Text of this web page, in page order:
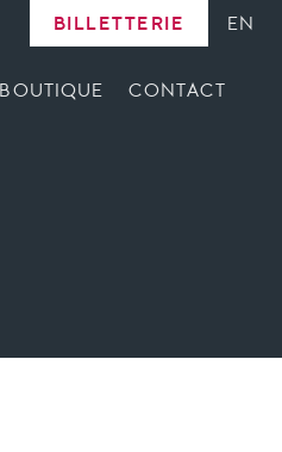
BOUTIQUE CONTACT
BILLETTERIE EN